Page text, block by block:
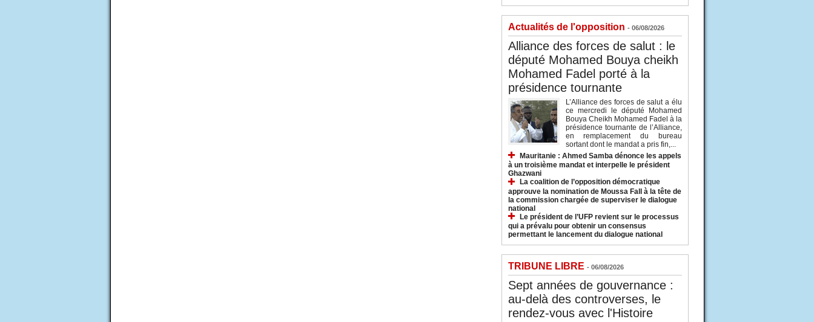
Actualités de l'opposition - 06/08/2026
Alliance des forces de salut : le
député Mohamed Bouya cheikh
Mohamed Fadel porté à la
présidence tournante
L’Alliance des forces de salut a élu
ce mercredi le député Mohamed
Bouya Cheikh Mohamed Fadel à la
présidence tournante de l’Alliance,
en remplacement du bureau
sortant dont le mandat a pris fin,...
Mauritanie : Ahmed Samba dénonce les appels
à un troisième mandat et interpelle le président
Ghazwani
La coalition de l’opposition démocratique
approuve la nomination de Moussa Fall à la tête de
la commission chargée de superviser le dialogue
national
Le président de l’UFP revient sur le processus
qui a prévalu pour obtenir un consensus
permettant le lancement du dialogue national
TRIBUNE LIBRE - 06/08/2026
Sept années de gouvernance :
au-delà des controverses, le
rendez-vous avec l'Histoire